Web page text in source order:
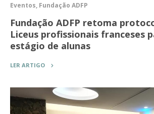
Eventos, Fundação ADFP
Fundação ADFP retoma
Liceus profissionais franceses
estágio de alunas
LER ARTIGO